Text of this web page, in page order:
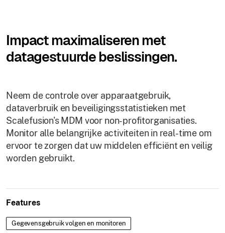
Impact maximaliseren met
datagestuurde beslissingen.
Neem de controle over apparaatgebruik,
dataverbruik en beveiligingsstatistieken met
Scalefusion's MDM voor non-profitorganisaties.
Monitor alle belangrijke activiteiten in real-time om
ervoor te zorgen dat uw middelen efficiënt en veilig
worden gebruikt.
Features
Gegevensgebruik volgen en monitoren